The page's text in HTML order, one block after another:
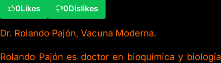
0Likes 0Dislikes
Dr. Rolando Pajón, Vacuna Moderna.
Rolando Pajón es doctor en bioquímica y biología